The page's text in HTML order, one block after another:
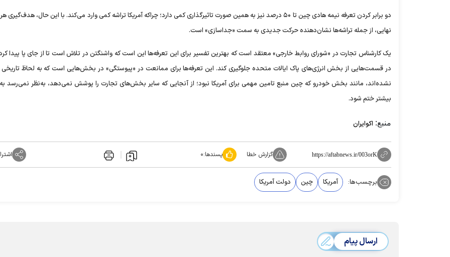
دو برابر کردن تعرفه نیمه هادی چین تا ۵۰ درصد نیز به همین صورت تاثیرگذاری کمی دارد؛ چراکه آمریکا تراشه کمی وارد می‌کند. با این حال، هدف‌گیری
نهایی، از جمله تراشه‌ها نشان‌دهنده حرکت جدیدی به سمت «جداسازی» است.
یک کارشناس تجارت در «شورای روابط خارجی» معتقد است که بهترین تفسیر برای این تعرفه‌ها این است که واشنگتن در تلاش است تا از جای پا پیدا
در قسمت‌هایی از بخش انرژی‌های پاک ایالات متحده جلوگیری کند. این تعرفه‌ها برای ممانعت در «پیوستگی» در بخش‌هایی است که به لحاظ تاریخی
نشده‌اند، مانند بخش خودرو که چین منبع تامین مهمی برای آمریکا نبود؛ از آنجایی که سایر بخش‌های تجارت را پوشش نمی‌دهد، به‌نظر نمی‌رسد
بیشتر ختم شود.
منبع: اکوایران
https://aftabnews.ir/003orK گزارش خطا پسندها:۰
برچسب‌ها: آمریکا چین دولت آمریکا
ارسال پیام